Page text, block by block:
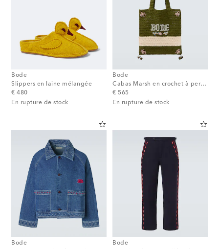
Bode
Slippers en laine mélangée
€ 480
original price
En rupture de stock
Bode
Cabas Marsh en crochet à perles
€ 565
original price
En rupture de stock
Bode
Bode